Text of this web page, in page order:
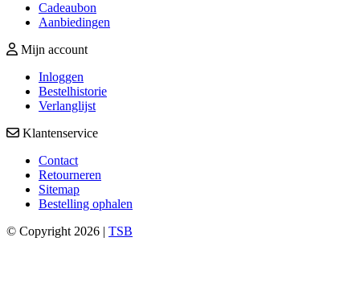
Cadeaubon
Aanbiedingen
Mijn account
Inloggen
Bestelhistorie
Verlanglijst
Klantenservice
Contact
Retourneren
Sitemap
Bestelling ophalen
© Copyright 2026 | TSB